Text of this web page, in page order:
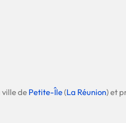
line clé en main
personnalisés
dePetite-Île(La Réunion) et